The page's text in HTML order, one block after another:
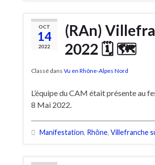
OCT
14
2022
(RAn)
2022 🗓 🗺
Classé dans Vu en Rhône-Alpes Nord
L’équipe du CAM était présente au
8 Mai 2022.
Manifestation, Rhône, Villefranche